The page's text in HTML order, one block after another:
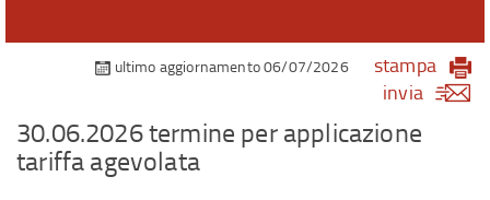
ultimo aggiornamento 06/07/2026
stampa
invia
30.06.2026 termine per applicazione
tariffa agevolata